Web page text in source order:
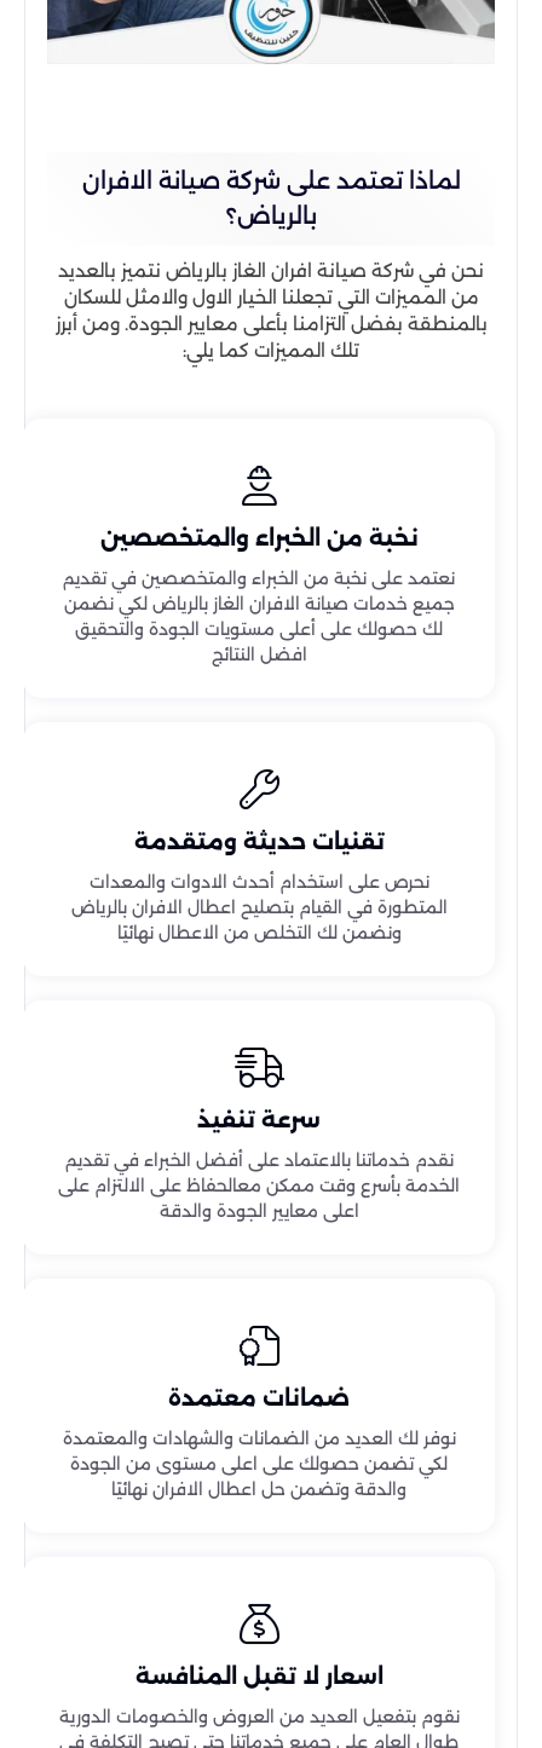
لماذا تعتمد على شركة صيانة الافران
بالرياض؟
نحن في شركة صيانة افران الغاز بالرياض نتميز بالعديد
من المميزات التي تجعلنا الخيار الاول والامثل للسكان
بالمنطقة بفضل التزامنا بأعلى معايير الجودة. ومن أبرز
تلك المميزات كما يلي:
نخبة من الخبراء والمتخصصين
نعتمد على نخبة من الخبراء والمتخصصين في تقديم
جميع خدمات صيانة الافران الغاز بالرياض لكي نضمن
لك حصولك على أعلى مستويات الجودة والتحقيق
افضل النتائج
تقنيات حديثة ومتقدمة
نحرص على استخدام أحدث الادوات والمعدات
المتطورة في القيام بتصليح اعطال الافران بالرياض
ونضمن لك التخلص من الاعطال نهائيًا
سرعة تنفيذ
نقدم خدماتنا بالاعتماد على أفضل الخبراء في تقديم
الخدمة بأسرع وقت ممكن معالحفاظ على الالتزام على
اعلى معايير الجودة والدقة
ضمانات معتمدة
نوفر لك العديد من الضمانات والشهادات والمعتمدة
لكي تضمن حصولك على اعلى مستوى من الجودة
والدقة وتضمن حل اعطال الافران نهائيًا
اسعار لا تقبل المنافسة
نقوم بتفعيل العديد من العروض والخصومات الدورية
طوال العام على جميع خدماتنا حتى تصبح التكلفة في